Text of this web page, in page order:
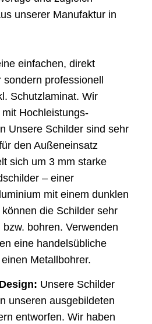
unserer Manufaktur in
einfachen, direkt
professionell
Schutzlaminat. Wir
Hochleistungs-
Unsere Schilder sind sehr
den Außeneinsatz
sich um 3 mm starke
– einer
mit einem dunklen
die Schilder sehr
bohren. Verwenden
eine handelsübliche
Metallbohrer.
Unsere Schilder
unseren ausgebildeten
entworfen. Wir haben